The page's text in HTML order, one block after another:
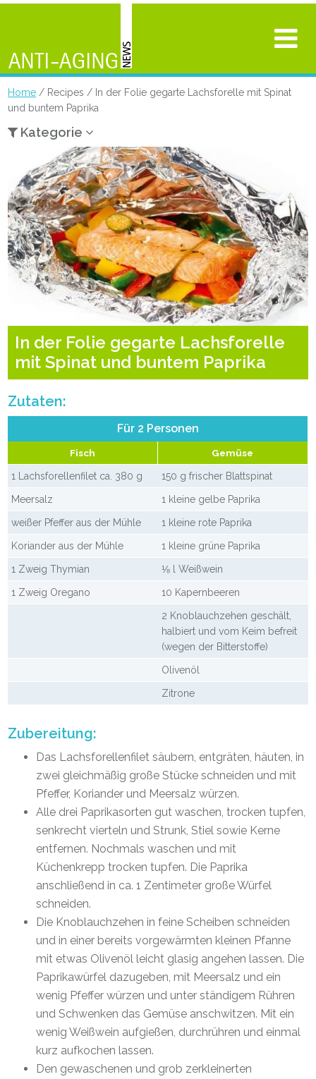
Home / Recipes / In der Folie gegarte Lachsforelle mit Spinat
und buntem Paprika
Kategorie
In der Folie gegarte Lachsforelle
mit Spinat und buntem Paprika
Zutaten:
Für 2 Personen
Fisch Gemüse
1 Lachsforellenfilet ca. 380 g 150 g frischer Blattspinat
Meersalz 1 kleine gelbe Paprika
weißer Pfeffer aus der Mühle 1 kleine rote Paprika
Koriander aus der Mühle 1 kleine grüne Paprika
1 Zweig Thymian ⅛ l Weißwein
1 Zweig Oregano 10 Kapernbeeren
2 Knoblauchzehen geschält,
halbiert und vom Keim befreit
(wegen der Bitterstoffe)
Olivenöl
Zitrone
Zubereitung:
Das Lachsforellenfilet säubern, entgräten, häuten, in
zwei gleichmäßig große Stücke schneiden und mit
Pfeffer, Koriander und Meersalz würzen.
Alle drei Paprikasorten gut waschen, trocken tupfen,
senkrecht vierteln und Strunk, Stiel sowie Kerne
entfernen. Nochmals waschen und mit
Küchenkrepp trocken tupfen. Die Paprika
anschließend in ca. 1 Zentimeter große Würfel
schneiden.
Die Knoblauchzehen in feine Scheiben schneiden
und in einer bereits vorgewärmten kleinen Pfanne
mit etwas Olivenöl leicht glasig angehen lassen. Die
Paprikawürfel dazugeben, mit Meersalz und ein
wenig Pfeffer würzen und unter ständigem Rühren
und Schwenken das Gemüse anschwitzen. Mit ein
wenig Weißwein aufgießen, durchrühren und einmal
kurz aufkochen lassen.
Den gewaschenen und grob zerkleinerten